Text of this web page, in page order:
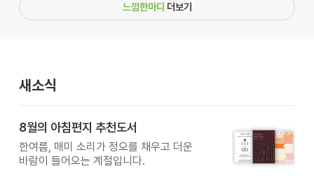
느낌한마디 더보기
새소식
8월의 아침편지 추천도서
한여름, 매미 소리가 정오를 채우고 더운
바람이 들어오는 계절입니다.